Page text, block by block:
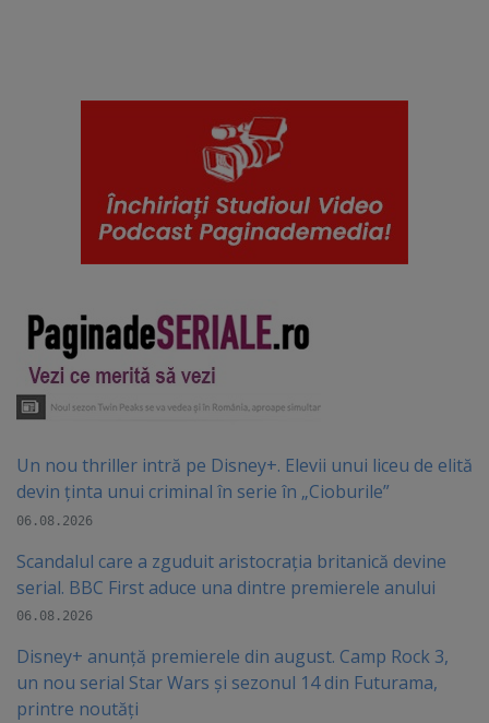
Un nou thriller intră pe Disney+. Elevii unui liceu de elită
devin ținta unui criminal în serie în „Cioburile”
06.08.2026
Scandalul care a zguduit aristocrația britanică devine
serial. BBC First aduce una dintre premierele anului
06.08.2026
Disney+ anunță premierele din august. Camp Rock 3,
un nou serial Star Wars și sezonul 14 din Futurama,
printre noutăți